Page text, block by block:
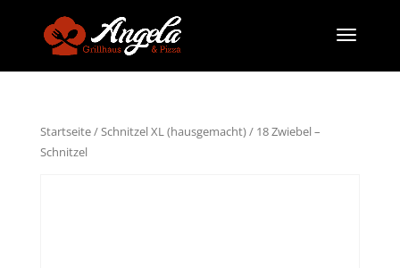
Startseite/Schnitzel XL (hausgemacht)/ 18 Zwiebel –
Schnitzel